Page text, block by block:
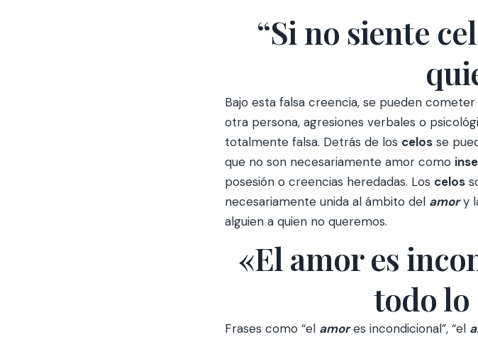
“Si no siente
Bajo esta falsa creencia, se pueden
otra persona, agresiones verbales o
totalmente falsa. Detrás de los celos se
que no son necesariamente amor como
posesión o creencias heredadas. Los celos
necesariamente unida al ámbito del amory
alguien a quien no queremos.
«El amor es
todo lo
Frases como “el amores incondicional”, “el